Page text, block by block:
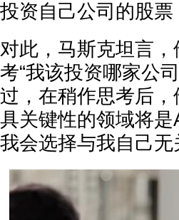
投资自己公司的股
对此，马斯克坦言
考“我该投资哪家公
过，在稍作思考后
具关键性的领域将
我会选择与我自己